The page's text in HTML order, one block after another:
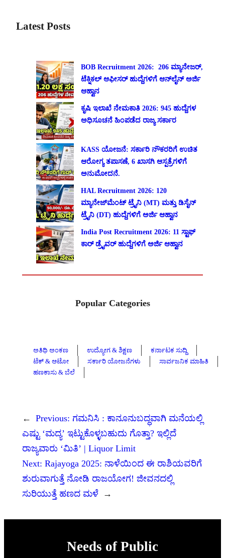
Latest Posts
BOB Recruitment 2026: 206 ಮ್ಯಾನೇಜರ್,
ಟೆಕ್ನಿಕಲ್ ಆಫೀಸರ್ ಹುದ್ದೆಗಳಿಗೆ ಆನ್‌ಲೈನ್ ಅರ್ಜಿ
ಆಹ್ವಾನ
ಕೃಷಿ ಇಲಾಖೆ ನೇಮಕಾತಿ 2026: 945 ಹುದ್ದೆಗಳ
ಅಧಿಸೂಚನೆ ಹಿಂಪಡೆದ ರಾಜ್ಯ ಸರ್ಕಾರ
KASS ಯೋಜನೆ: ಸರ್ಕಾರಿ ನೌಕರರಿಗೆ ಉಚಿತ
ಆರೋಗ್ಯ ತಪಾಸಣೆ, 6 ಖಾಸಗಿ ಆಸ್ಪತ್ರೆಗಳಿಗೆ
ಅನುಮೋದನೆ.
HAL Recruitment 2026: 120
ಮ್ಯಾನೇಜ್‌ಮೆಂಟ್ ಟ್ರೈನಿ (MT) ಮತ್ತು ಡಿಸೈನ್
ಟ್ರೈನಿ (DT) ಹುದ್ದೆಗಳಿಗೆ ಅರ್ಜಿ ಆಹ್ವಾನ
India Post Recruitment 2026: 11 ಸ್ಟಾಫ್
ಕಾರ್ ಡ್ರೈವರ್ ಹುದ್ದೆಗಳಿಗೆ ಅರ್ಜಿ ಆಹ್ವಾನ
Popular Categories
ಅತಿಥಿ ಅಂಕಣ ಉದ್ಯೋಗ & ಶಿಕ್ಷಣ
ಕರ್ನಾಟಕ ಸುದ್ದಿ
ಟೆಕ್ & ಆಟೋ
ಸರ್ಕಾರಿ ಯೋಜನೆಗಳು
ಸಾರ್ವಜನಿಕ ಮಾಹಿತಿ
ಹಣಕಾಸು & ಬೆಲೆ
← Previous: ಗಮನಿಸಿ : ಕಾನೂನುಬದ್ಧವಾಗಿ ಮನೆಯಲ್ಲಿ
ಎಷ್ಟು ‘ಮದ್ಯ’ ಇಟ್ಟುಕೊಳ್ಳಬಹುದು ಗೊತ್ತಾ? ಇಲ್ಲಿದೆ
ರಾಜ್ಯವಾರು ‘ಮಿತಿ’ | Liquor Limit
Next: Rajayoga 2025: ನಾಳೆಯಿಂದ ಈ ರಾಶಿಯವರಿಗೆ
ಶುರುವಾಗುತ್ತೆ ನೋಡಿ ರಾಜಯೋಗ! ಜೀವನದಲ್ಲಿ
ಸುರಿಯುತ್ತೆ ಹಣದ ಮಳೆ →
Needs of Public